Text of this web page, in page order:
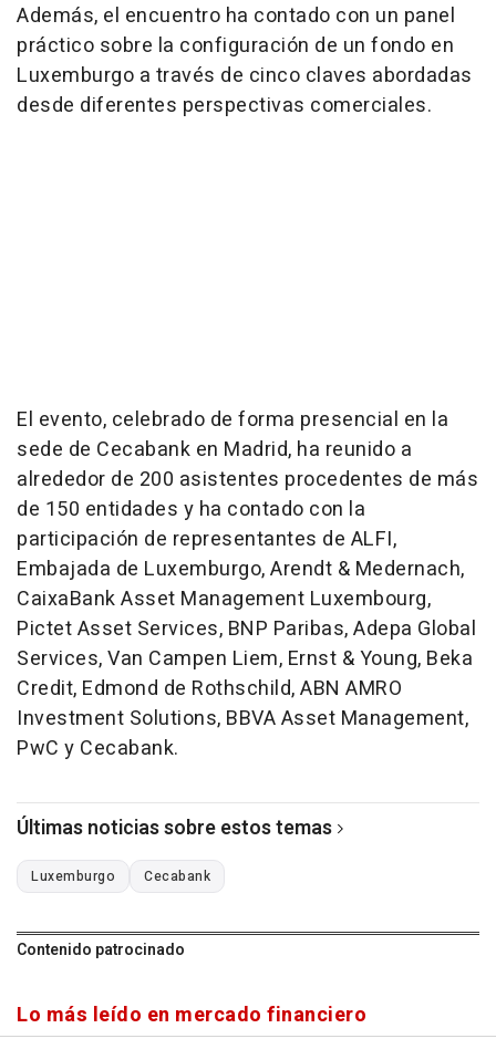
Además, el encuentro ha contado con un panel
práctico sobre la configuración de un fondo en
Luxemburgo a través de cinco claves abordadas
desde diferentes perspectivas comerciales.
El evento, celebrado de forma presencial en la
sede de Cecabank en Madrid, ha reunido a
alrededor de 200 asistentes procedentes de más
de 150 entidades y ha contado con la
participación de representantes de ALFI,
Embajada de Luxemburgo, Arendt & Medernach,
CaixaBank Asset Management Luxembourg,
Pictet Asset Services, BNP Paribas, Adepa Global
Services, Van Campen Liem, Ernst & Young, Beka
Credit, Edmond de Rothschild, ABN AMRO
Investment Solutions, BBVA Asset Management,
PwC y Cecabank.
Últimas noticias sobre estos temas
Luxemburgo Cecabank
Contenido patrocinado
Lo más leído en mercado financiero